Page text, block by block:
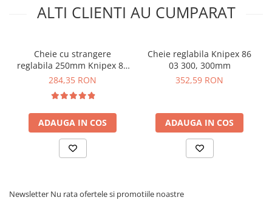
ALTI CLIENTI AU CUMPARAT
Cheie cu strangere
reglabila 250mm Knipex 86
03 250
284,35 RON
ADAUGA IN COS
Cheie reglabila Knipex 86
03 300, 300mm
352,59 RON
ADAUGA IN COS
Newsletter Nu rata ofertele si promotiile noastre